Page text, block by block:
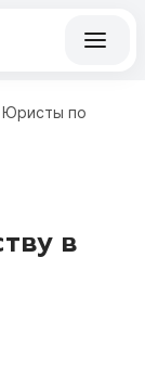
Юристы по
в